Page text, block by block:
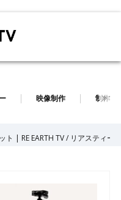
映像制作 制作実
ト | RE EARTH TV / リアスティー